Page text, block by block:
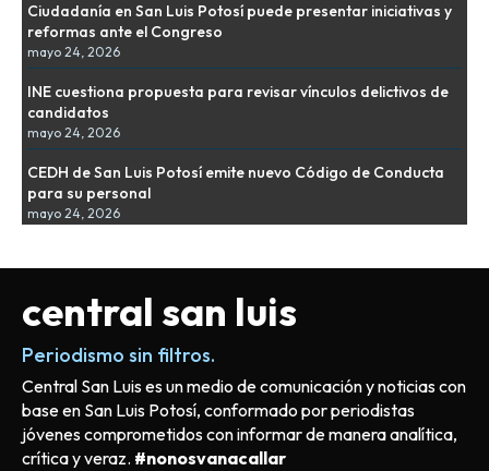
Ciudadanía en San Luis Potosí puede presentar iniciativas y
reformas ante el Congreso
mayo 24, 2026
INE cuestiona propuesta para revisar vínculos delictivos de
candidatos
mayo 24, 2026
CEDH de San Luis Potosí emite nuevo Código de Conducta
para su personal
mayo 24, 2026
central san luis
Periodismo sin filtros.
Central San Luis es un medio de comunicación y noticias con
base en San Luis Potosí, conformado por periodistas
jóvenes comprometidos con informar de manera analítica,
crítica y veraz. #nonosvanacallar